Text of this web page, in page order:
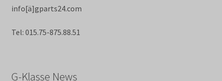
info[ä]gparts24.com
Tel: 015.75-875.88.51
G-Klasse News